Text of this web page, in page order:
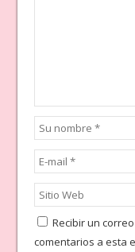
Recibir un
comentarios a esta